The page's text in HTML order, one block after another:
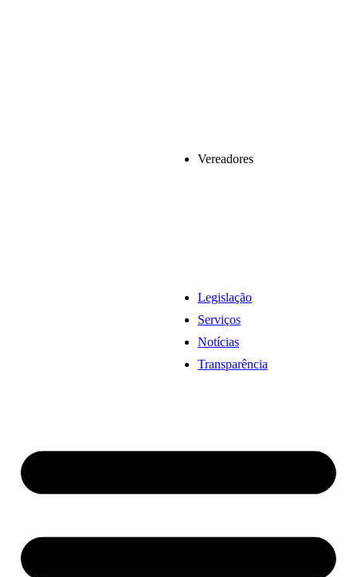
Vereadores
Legislação
Serviços
Notícias
Transparência